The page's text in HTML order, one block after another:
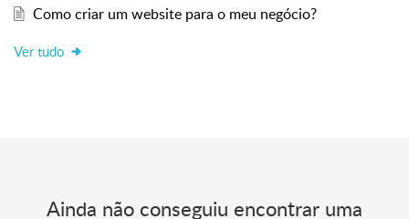
Como criar um website para o meu negócio?
Ver tudo
Ainda não conseguiu encontrar uma